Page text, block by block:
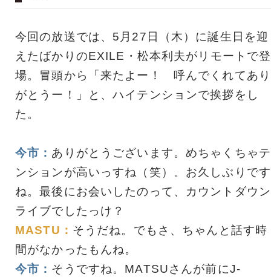
今回の放送では、5月27日（木）に誕生日を迎
えたばかりのEXILE・松本利夫がリモートで登
場。冒頭から「来たよー！ 呼んでくれてあり
がとうー！」と、ハイテンションで挨拶をし
た。
今市： ありがとうございます。めちゃくちゃテ
ンションが高いっすね（笑）。お久しぶりです
ね。最後にお会いしたのって、カウントダウン
ライブでしたっけ？
MASTU： そうだね。でもさ、ちゃんと話す時
間がなかったもんね。
今市： そうですね。MATSUさんが前にJ-